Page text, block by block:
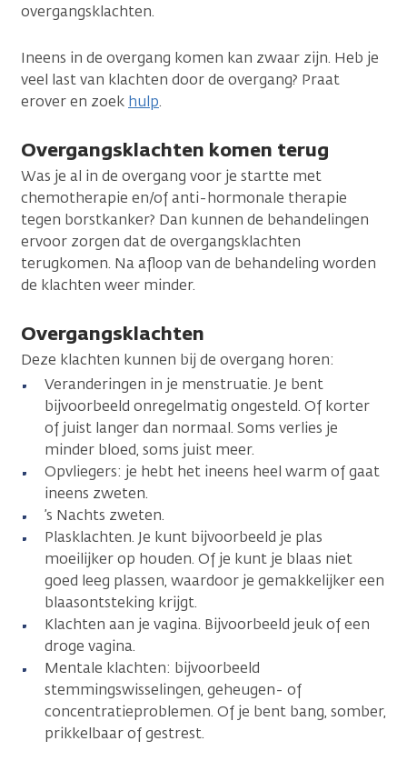
overgangsklachten.
Ineens in de overgang komen kan zwaar zijn. Heb je
veel last van klachten door de overgang? Praat
erover en zoek hulp.
Overgangsklachten komen terug
Was je al in de overgang voor je startte met
chemotherapie en/of anti-hormonale therapie
tegen borstkanker? Dan kunnen de behandelingen
ervoor zorgen dat de overgangsklachten
terugkomen. Na afloop van de behandeling worden
de klachten weer minder.
Overgangsklachten
Deze klachten kunnen bij de overgang horen:
Veranderingen in je menstruatie. Je bent
bijvoorbeeld onregelmatig ongesteld. Of korter
of juist langer dan normaal. Soms verlies je
minder bloed, soms juist meer.
Opvliegers: je hebt het ineens heel warm of gaat
ineens zweten.
’s Nachts zweten.
Plasklachten. Je kunt bijvoorbeeld je plas
moeilijker op houden. Of je kunt je blaas niet
goed leeg plassen, waardoor je gemakkelijker een
blaasontsteking krijgt.
Klachten aan je vagina. Bijvoorbeeld jeuk of een
droge vagina.
Mentale klachten: bijvoorbeeld
stemmingswisselingen, geheugen- of
concentratieproblemen. Of je bent bang, somber,
prikkelbaar of gestrest.